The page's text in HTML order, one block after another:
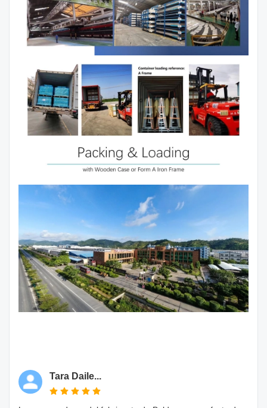
Tara Daile...